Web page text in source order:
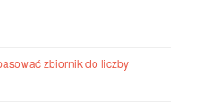
zbiornik do liczby